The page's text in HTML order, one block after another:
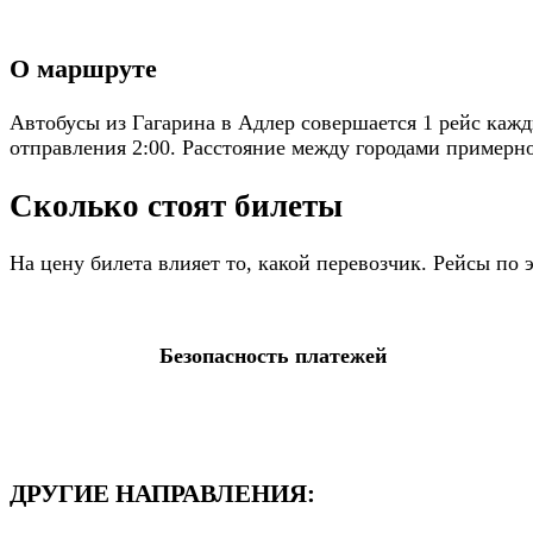
О маршруте
Автобусы из Гагарина в Адлер совершается 1 рейс
отправления 2:00. Расстояние между городами
Сколько стоят билеты
На цену билета влияет то, какой перевозчик. Рейсы
Безопасность платежей
ДРУГИЕ НАПРАВЛЕНИЯ: